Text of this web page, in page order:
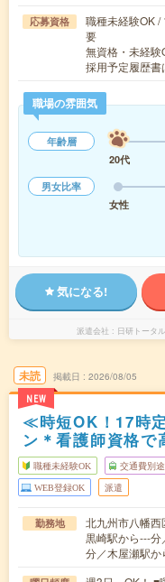
応募資格
職種未経験OK /
要
無資格・未経
採用予定履歴
職場の雰囲気
年齢層
20代
男女比率
女性
気になる!
派遣会社 日研トータ
未読
NEW
掲載日 2026/08/05
≪時短OK！17時
ン＊看護師資格で
職種未経験OK 交通費別
WEB登録OK 派遣
勤務地
北九州市八幡西
黒崎駅から---
分／木屋瀬駅